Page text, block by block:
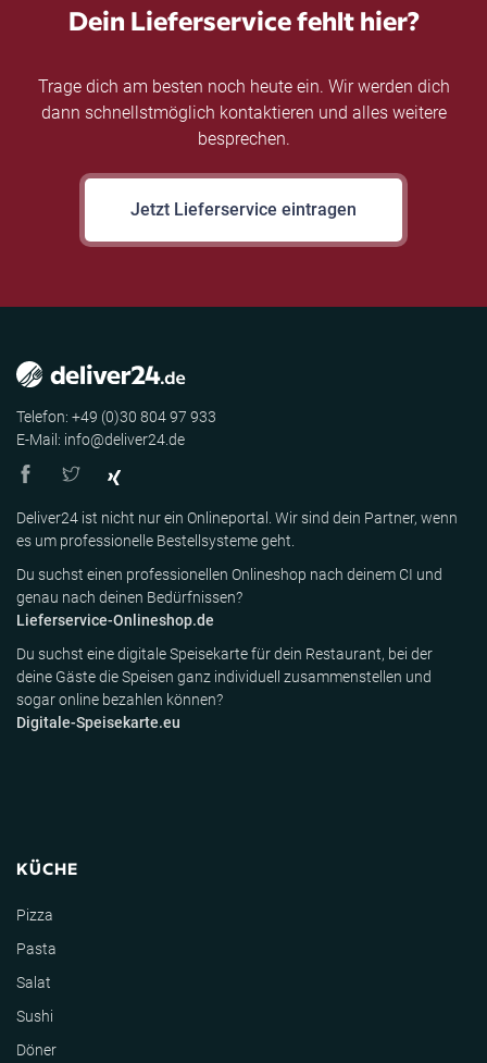
Dein Lieferservice fehlt hier?
Trage dich am besten noch heute ein. Wir werden dich
dann schnellstmöglich kontaktieren und alles weitere
besprechen.
Jetzt Lieferservice eintragen
Telefon: +49 (0)30 804 97 933
E-Mail: info@deliver24.de
Deliver24 ist nicht nur ein Onlineportal. Wir sind dein Partner, wenn
es um professionelle Bestellsysteme geht.
Du suchst einen professionellen Onlineshop nach deinem CI und
genau nach deinen Bedürfnissen?
Lieferservice-Onlineshop.de
Du suchst eine digitale Speisekarte für dein Restaurant, bei der
deine Gäste die Speisen ganz individuell zusammenstellen und
sogar online bezahlen können?
Digitale-Speisekarte.eu
KÜCHE
Pizza
Pasta
Salat
Sushi
Döner